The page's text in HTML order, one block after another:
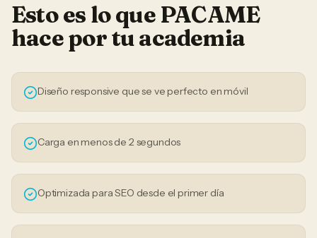
Esto es lo que PACAME
hace por tuacademia
Diseño responsive que se ve perfecto en móvil
Carga en menos de 2 segundos
Optimizada para SEO desde el primer día